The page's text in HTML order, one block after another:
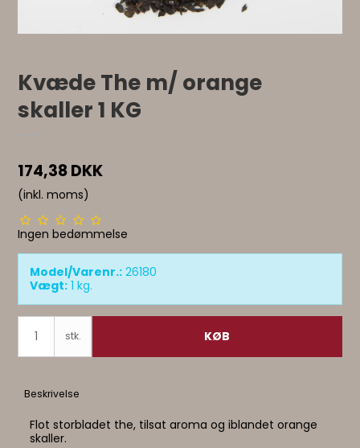
Kvæde The m/ orange
skaller 1 KG
174,38 DKK
(inkl. moms)
Ingen bedømmelse
Model/Varenr.: 26180
Vægt: 1 kg.
stk. KØB
Beskrivelse
Flot storbladet the, tilsat aroma og iblandet orange
skaller.